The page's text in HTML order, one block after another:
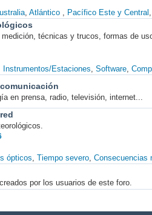
Atlántico Pacífico Este y Central
técnicas y trucos, formas de
Instrumentos/Estaciones Software
en prensa, radio, televisión, internet...
ópticos Tiempo severo Consecuencias
por los usuarios de este foro.